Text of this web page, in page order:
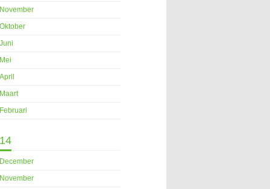
November
Oktober
Juni
Mei
April
Maart
Februari
December
November